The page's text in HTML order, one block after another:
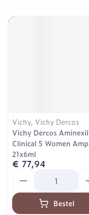
Vichy, Vichy Dercos
Vichy Dercos Aminexil
Clinical 5 Women Amp
21x6ml
€ 77,94
Bestel